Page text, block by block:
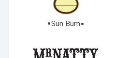
•Sun Bum•